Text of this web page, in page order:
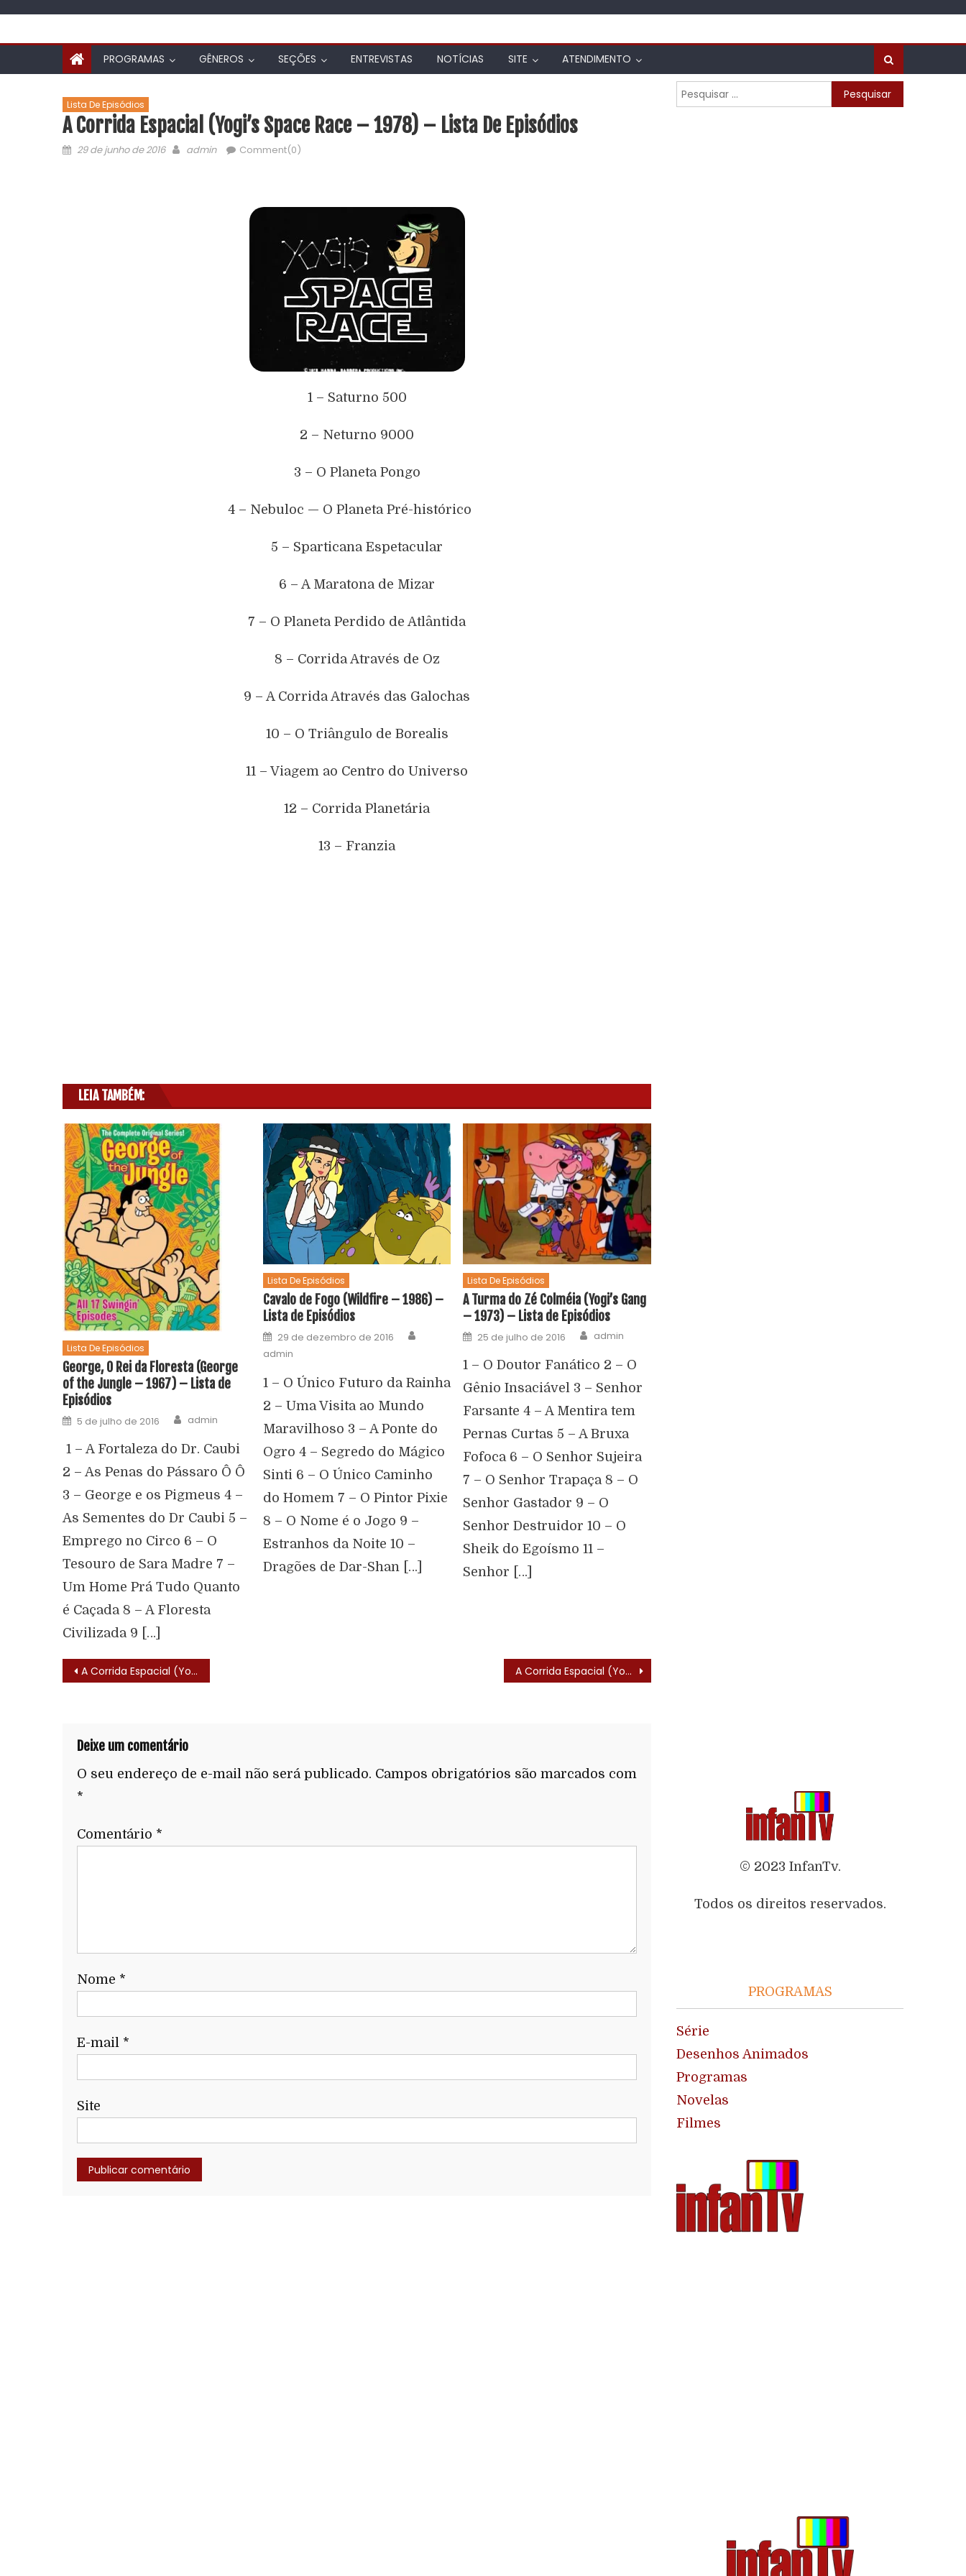
PROGRAMAS GÊNEROS SEÇÕES ENTREVISTAS NOTÍCIAS SITE ATENDIMENTO
Lista De Episódios
A Corrida Espacial (Yogi’s Space Race – 1978) – Lista De Episódios
29 de junho de 2016 admin Comment(0)
1 – Saturno 500
2 – Neturno 9000
3 – O Planeta Pongo
4 – Nebuloc — O Planeta Pré-histórico
5 – Sparticana Espetacular
6 – A Maratona de Mizar
7 – O Planeta Perdido de Atlântida
8 – Corrida Através de Oz
9 – A Corrida Através das Galochas
10 – O Triângulo de Borealis
11 – Viagem ao Centro do Universo
12 – Corrida Planetária
13 – Franzia
LEIA TAMBÉM:
Lista De Episódios
George, O Rei da Floresta (George
of the Jungle – 1967) – Lista de
Episódios
5 de julho de 2016 admin
1 – A Fortaleza do Dr. Caubi
2 – As Penas do Pássaro Ô Ô
3 – George e os Pigmeus 4 –
As Sementes do Dr Caubi 5 –
Emprego no Circo 6 – O
Tesouro de Sara Madre 7 –
Um Home Prá Tudo Quanto
é Caçada 8 – A Floresta
Civilizada 9 […]
Lista De Episódios
Cavalo de Fogo (Wildfire – 1986) –
Lista de Episódios
29 de dezembro de 2016
admin
1 – O Único Futuro da Rainha
2 – Uma Visita ao Mundo
Maravilhoso 3 – A Ponte do
Ogro 4 – Segredo do Mágico
Sinti 6 – O Único Caminho
do Homem 7 – O Pintor Pixie
8 – O Nome é o Jogo 9 –
Estranhos da Noite 10 –
Dragões de Dar-Shan […]
Lista De Episódios
A Turma do Zé Colméia (Yogi’s Gang
– 1973) – Lista de Episódios
25 de julho de 2016 admin
1 – O Doutor Fanático 2 – O
Gênio Insaciável 3 – Senhor
Farsante 4 – A Mentira tem
Pernas Curtas 5 – A Bruxa
Fofoca 6 – O Senhor Sujeira
7 – O Senhor Trapaça 8 – O
Senhor Gastador 9 – O
Senhor Destruidor 10 – O
Sheik do Egoísmo 11 –
Senhor […]
A Corrida Espacial (Yogi’s Space Race – 1978) A Corrida Espacial (Yogi’s Space Race – 1978) – Elenco
Deixe um comentário
O seu endereço de e-mail não será publicado. Campos obrigatórios são marcados com
*
Comentário *
Nome *
E-mail *
Site
© 2023 InfanTv.
Todos os direitos reservados.
PROGRAMAS
Série
Desenhos Animados
Programas
Novelas
Filmes